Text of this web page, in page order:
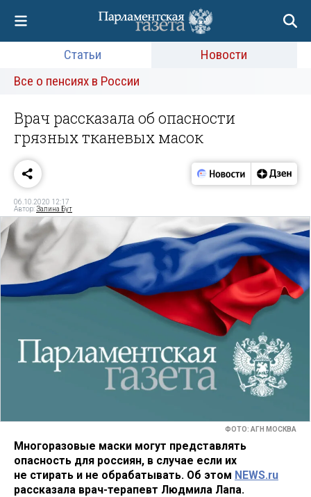
Статьи
Новости
Все о пенсиях в России
Врач рассказала об опасности
грязных тканевых масок
06.10.2020 12:17
Автор:Залина Бут
ФОТО: АГН МОСКВА
Многоразовые маски могут представлять
опасность для россиян, в случае если их
не стирать и не обрабатывать. Об этом NEWS.ru
рассказала врач-терапевт Людмила Лапа.